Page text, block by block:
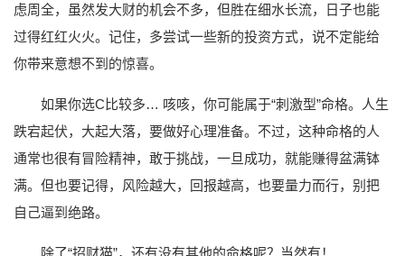
虑周全，虽然发大财的机会不多，但胜在细水长流，日子也能
过得红红火火。记住，多尝试一些新的投资方式，说不定能给
你带来意想不到的惊喜。
如果你选C比较多… 咳咳，你可能属于“刺激型”命格。人生
跌宕起伏，大起大落，要做好心理准备。不过，这种命格的人
通常也很有冒险精神，敢于挑战，一旦成功，就能赚得盆满钵
满。但也要记得，风险越大，回报越高，也要量力而行，别把
自己逼到绝路。
除了“招财猫”，还有没有其他的命格呢？当然有！